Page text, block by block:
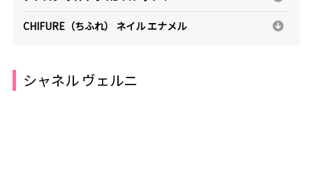
CHIFURE（ちふれ） ネイル エナメル
シャネル ヴェルニ